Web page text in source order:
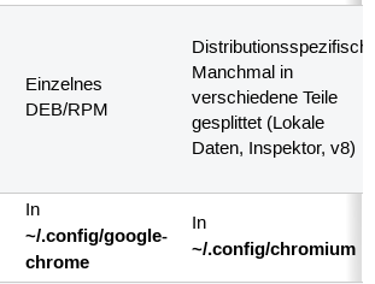
Einzelnes
DEB/RPM
Distributionsspezifisch;
Manchmal in
verschiedene Teile
gesplittet (Lokale
Daten, Inspektor, v8)
In
~/.config/google-
chrome
In
~/.config/chromium